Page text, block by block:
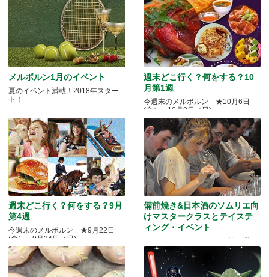
メルボルン1月のイベント
夏のイベント満載！2018年スター
ト！
週末どこ行く？何をする？10
月第1週
今週末のメルボルン ★10月6日
(金）～10月8日（日)
週末どこ行く？何をする？9月
第4週
今週末のメルボルン ★9月22日
(金）～9月24日（日)
備前焼き&日本酒のソムリエ向
けマスタークラスとテイステ
ィング・イベント